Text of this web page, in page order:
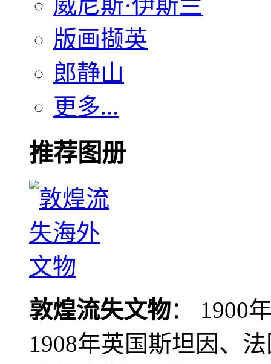
版画撷英
郎静山
更多...
推荐图册
敦煌流失文物： 1900
1908年英国斯坦因、